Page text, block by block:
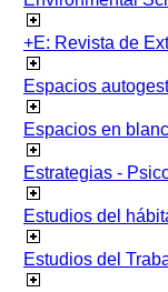
+E: Revista de
Espacios
Espacios en
Estrategias -
Estudios del
Estudios del